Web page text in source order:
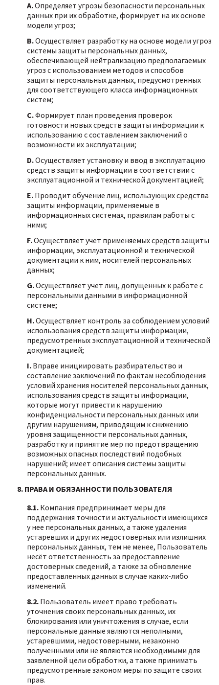
A.Определяет угрозы безопасности персональных
данных при их обработке, формирует на их основе
модели угроз;
B.Осуществляет разработку на основе модели угроз
системы защиты персональных данных,
обеспечивающей нейтрализацию предполагаемых
угроз с использованием методов и способов
защиты персональных данных, предусмотренных
для соответствующего класса информационных
систем;
C.Формирует план проведения проверок
готовности новых средств защиты информации к
использованию с составлением заключений о
возможности их эксплуатации;
D.Осуществляет установку и ввод в эксплуатацию
средств защиты информации в соответствии с
эксплуатационной и технической документацией;
E. Проводит обучение лиц, использующих средства
защиты информации, применяемые в
информационных системах, правилам работы с
ними;
F.Осуществляет учет применяемых средств защиты
информации, эксплуатационной и технической
документации к ним, носителей персональных
данных;
G.Осуществляет учет лиц, допущенных к работе с
персональными данными в информационной
системе;
H.Осуществляет контроль за соблюдением условий
использования средств защиты информации,
предусмотренных эксплуатационной и технической
документацией;
I. Вправе инициировать разбирательство и
составление заключений по фактам несоблюдения
условий хранения носителей персональных данных,
использования средств защиты информации,
которые могут привести к нарушению
конфиденциальности персональных данных или
другим нарушениям, приводящим к снижению
уровня защищенности персональных данных,
разработку и принятие мер по предотвращению
возможных опасных последствий подобных
нарушений; имеет описания системы защиты
персональных данных.
8. ПРАВА И ОБЯЗАННОСТИ ПОЛЬЗОВАТЕЛЯ
8.1. Компания предпринимает меры для
поддержания точности и актуальности имеющихся
у нее персональных данных, а также удаления
устаревших и других недостоверных или излишних
персональных данных, тем не менее, Пользователь
несёт ответственность за предоставление
достоверных сведений, а также за обновление
предоставленных данных в случае каких-либо
изменений.
8.2. Пользователь имеет право требовать
уточнения своих персональных данных, их
блокирования или уничтожения в случае, если
персональные данные являются неполными,
устаревшими, недостоверными, незаконно
полученными или не являются необходимыми для
заявленной цели обработки, а также принимать
предусмотренные законом меры по защите своих
прав.